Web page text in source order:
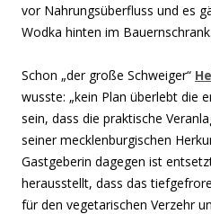
vor Nahrungsüberfluss und es
Wodka hinten im Bauernschrank.
Schon „der große Schweiger“
wusste: „kein Plan überlebt die
sein, dass die praktische
seiner mecklenburgischen
Gastgeberin dagegen ist
herausstellt, dass das
für den vegetarischen Verzehr